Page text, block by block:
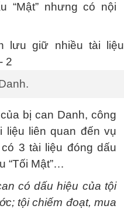
“Mật” nhưng có nội
bị can Danh, công
liệu liên quan đến vụ
3 tài liệu đóng dấu
“Tối Mật”…
có dấu hiệu của tội
tội chiếm đoạt, mua